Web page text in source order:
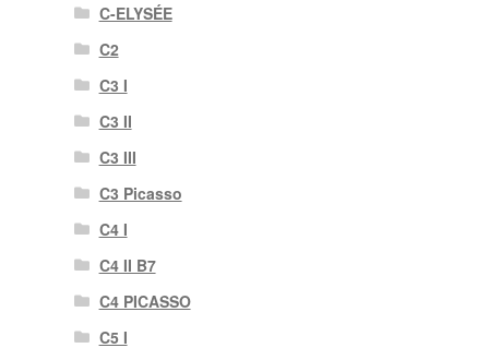
C-ELYSÉE
C2
C3 I
C3 II
C3 III
C3 Picasso
C4 I
C4 II B7
C4 PICASSO
C5 I